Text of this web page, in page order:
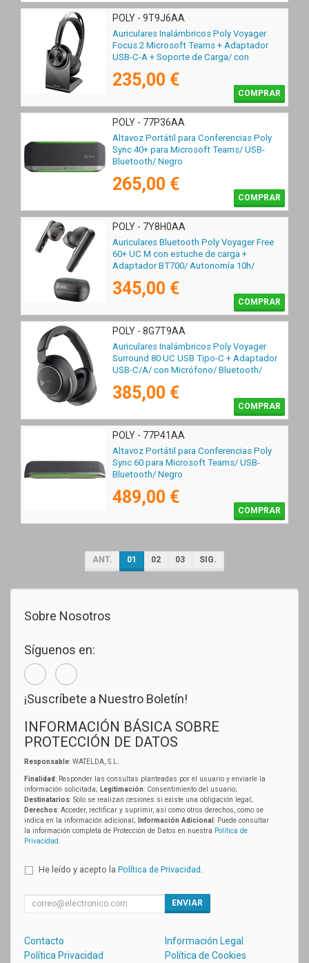
POLY - 9T9J6AA
Auriculares Inalámbricos Poly Voyager
Focus 2 Microsoft Teams + Adaptador
USB-C-A + Soporte de Carga/ con
235,00 €
COMPRAR
POLY - 77P36AA
Altavoz Portátil para Conferencias Poly
Sync 40+ para Microsoft Teams/ USB-
Bluetooth/ Negro
265,00 €
COMPRAR
POLY - 7Y8H0AA
Auriculares Bluetooth Poly Voyager Free
60+ UC M con estuche de carga +
Adaptador BT700/ Autonomía 10h/
345,00 €
COMPRAR
POLY - 8G7T9AA
Auriculares Inalámbricos Poly Voyager
Surround 80 UC USB Tipo-C + Adaptador
USB-C/A/ con Micrófono/ Bluetooth/
385,00 €
COMPRAR
POLY - 77P41AA
Altavoz Portátil para Conferencias Poly
Sync 60 para Microsoft Teams/ USB-
Bluetooth/ Negro
489,00 €
COMPRAR
ANT. 01 02 03 SIG.
Sobre Nosotros
Síguenos en:
¡Suscríbete a Nuestro Boletín!
INFORMACIÓN BÁSICA SOBRE
PROTECCIÓN DE DATOS
Responsable: WATELDA, S.L.
Finalidad: Responder las consultas planteadas por el usuario y enviarle la
información solicitada; Legitimación: Consentimiento del usuario;
Destinatarios: Solo se realizan cesiones si existe una obligación legal;
Derechos: Acceder, rectificar y suprimir, así como otros derechos, como se
indica en la información adicional;
Información Adicional : Puede consultar
la información completa de Protección de Datos en nuestra Política de
Privacidad
He leído y acepto la Política de Privacidad
ENVIAR
Contacto
Información Legal
Política Privacidad
Política de Cookies